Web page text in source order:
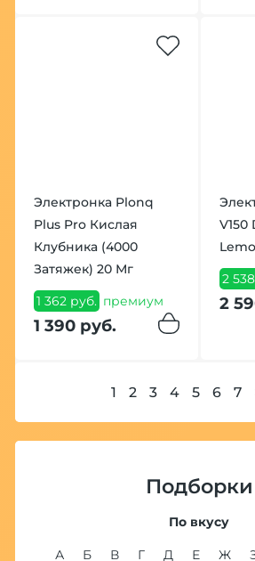
Электронка Plonq
Plus Pro Кислая
Клубника (4000
Затяжек) 20 Мг
1 362 руб. премиум
1 390 руб.
V150
2
2
1 2 3 4 5 6 7
Подборки
По вкусу
А Б В Г Д Е Ж